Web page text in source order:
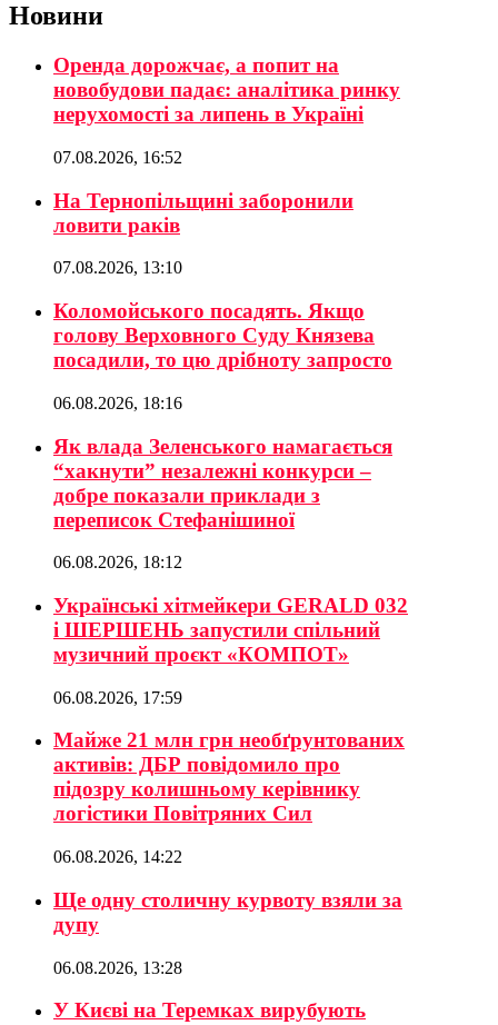
Новини
Оренда дорожчає, а попит на
новобудови падає: аналітика ринку
нерухомості за липень в Україні
07.08.2026, 16:52
На Тернопільщині заборонили
ловити раків
07.08.2026, 13:10
Коломойського посадять. Якщо
голову Верховного Суду Князева
посадили, то цю дрібноту запросто
06.08.2026, 18:16
Як влада Зеленського намагається
“хакнути” незалежні конкурси –
добре показали приклади з
переписок Стефанішиної
06.08.2026, 18:12
Українські хітмейкери GERALD 032
і ШЕРШЕНЬ запустили спільний
музичний проєкт «КОМПОТ»
06.08.2026, 17:59
Майже 21 млн грн необґрунтованих
активів: ДБР повідомило про
підозру колишньому керівнику
логістики Повітряних Сил
06.08.2026, 14:22
Ще одну столичну курвоту взяли за
дупу
06.08.2026, 13:28
У Києві на Теремках вирубують